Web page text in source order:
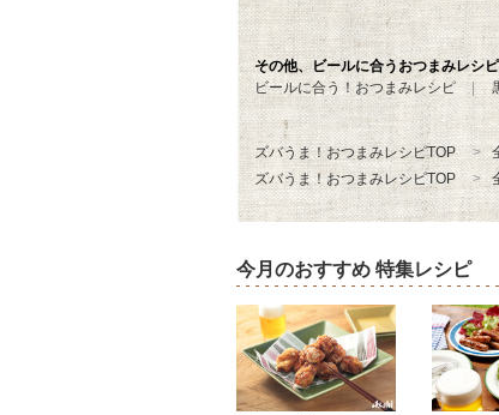
その他、ビールに合うおつまみレシ
ビールに合う！おつまみレシピ
ズバうま！おつまみレシピTOP
ズバうま！おつまみレシピTOP
今月のおすすめ 特集レシピ